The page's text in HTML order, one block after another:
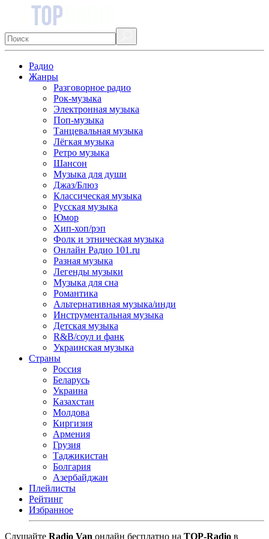
Радио
Жанры
Разговорное радио
Рок-музыка
Электронная музыка
Поп-музыка
Танцевальная музыка
Лёгкая музыка
Ретро музыка
Шансон
Музыка для души
Джаз/Блюз
Классическая музыка
Русская музыка
Юмор
Хип-хоп/рэп
Фолк и этническая музыка
Онлайн Радио 101.ru
Разная музыка
Легенды музыки
Музыка для сна
Романтика
Альтернативная музыка/инди
Инструментальная музыка
Детская музыка
R&B/cоул и фанк
Украинская музыка
Страны
Россия
Беларусь
Украина
Казахстан
Молдова
Киргизия
Армения
Грузия
Таджикистан
Болгария
Азербайджан
Плейлисты
Рейтинг
Избранное
Cлушайте Radio Van онлайн бесплатно на TOP-Radio в